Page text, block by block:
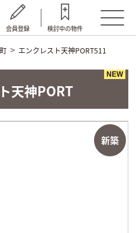
会員登録 検討中の物件
エンクレスト天神PORT511
NEW
天神PORT
新築